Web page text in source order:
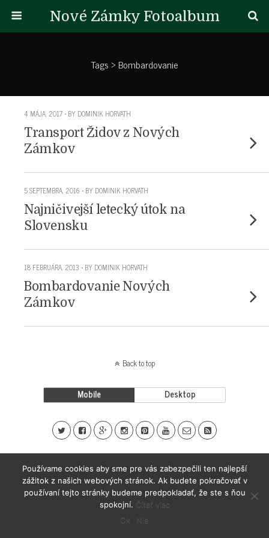
Nové Zámky Fotoalbum
Tags › Bombardovanie
4 MÁJA, 2017 • BY DOMINIK HORVATH
Transport Židov z Nových
Zámkov
5 SEPTEMBRA, 2016 • BY DOMINIK HORVATH
Najničivejší letecký útok na
Slovensku
18 FEBRUÁRA, 2013 • BY DOMINIK HORVATH
Bombardovanie Nových
Zámkov
Back to top
Mobile Desktop
Používame cookies aby sme pre vás zabezpečili ten najlepší
zážitok z našich webových stránok. Ak budete pokračovať v
používaní tejto stránky budeme predpokladať, že ste s ňou
spokojní. Čítať viac
Ok
Nie